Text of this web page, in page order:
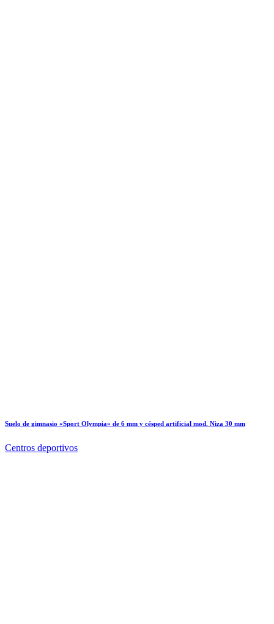
Suelo de gimnasio «Sport Olympia» de 6 mm y césped artificial mod. Niza 30 mm
Centros deportivos